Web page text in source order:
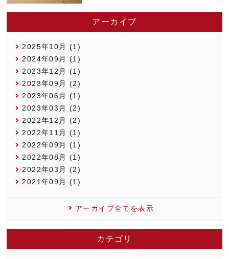
アーカイブ
2025年10月 (1)
2024年09月 (1)
2023年12月 (1)
2023年09月 (2)
2023年06月 (1)
2023年03月 (2)
2022年12月 (2)
2022年11月 (1)
2022年09月 (1)
2022年08月 (1)
2022年03月 (2)
2021年09月 (1)
アーカイブ全てを表示
カテゴリ